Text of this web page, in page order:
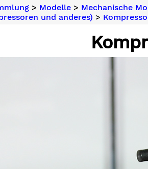
> Modelle> Mechanische
und anderes) >